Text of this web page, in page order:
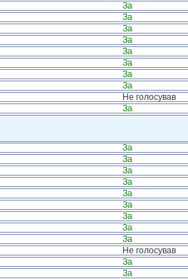
За
За
За
За
За
За
За
За
Не голосував
За
За
За
За
За
За
За
За
За
За
Не голосував
За
За